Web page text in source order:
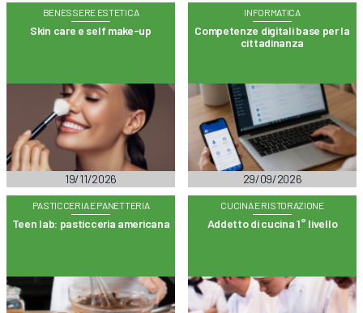
BENESSERE ESTETICA
Skin care e self make-up
19/11/2026
INFORMATICA
Competenze digitali base per la
cittadinanza
29/09/2026
PASTICCERIA E PANETTERIA
Teen lab: pasticceria americana
CUCINA E RISTORAZIONE
Addetto di cucina 1° livello